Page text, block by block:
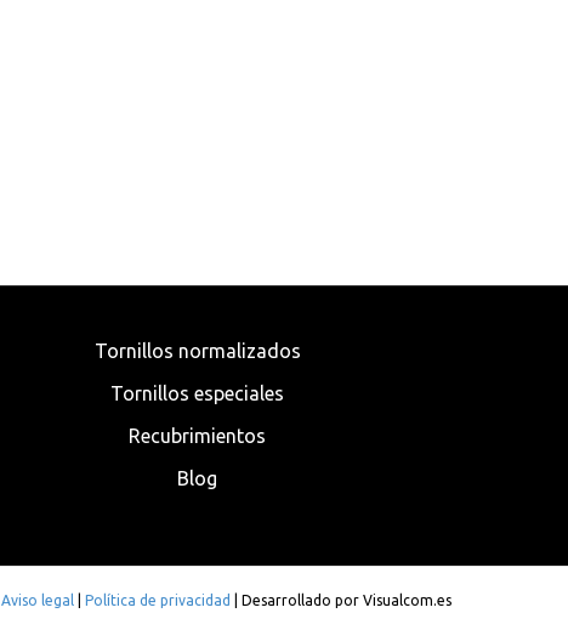
Tornillos normalizados
Tornillos especiales
Recubrimientos
Blog
Aviso legal Política de privacidad | Desarrollado por Visualcom.es